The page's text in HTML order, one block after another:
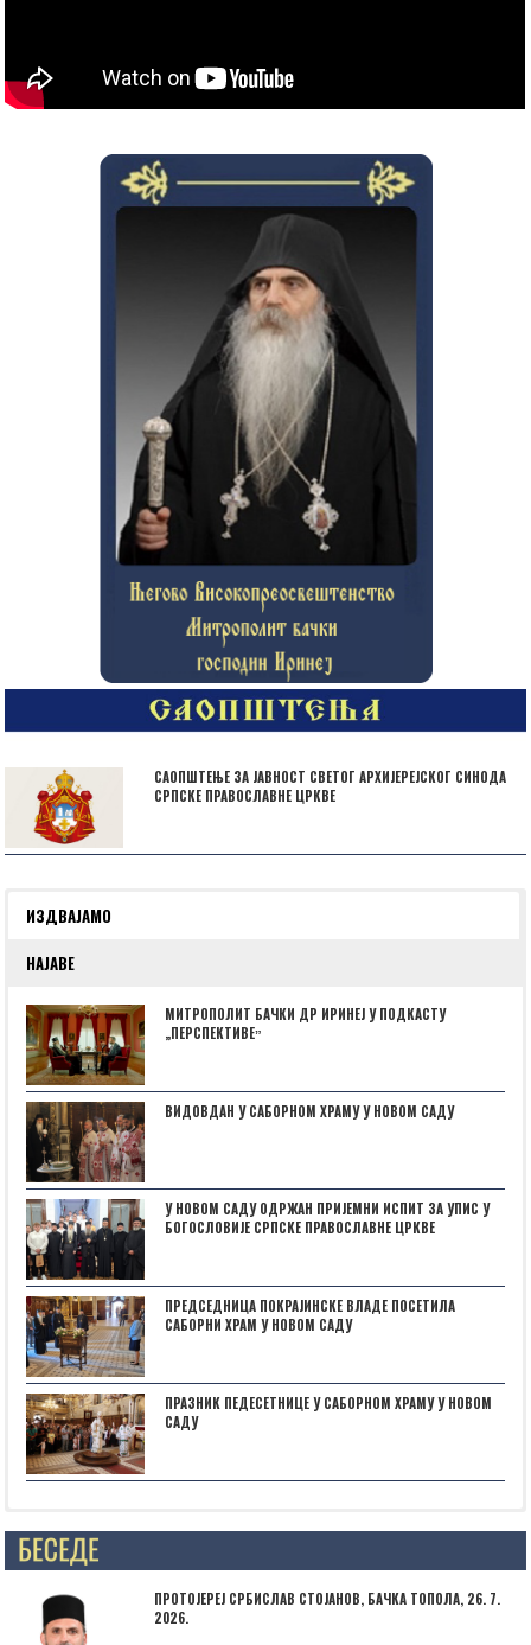
САОПШТЕЊЕ ЗА ЈАВНОСТ СВЕТОГ АРХИЈЕРЕЈСКОГ СИНОДА
СРПСКЕ ПРАВОСЛАВНЕ ЦРКВЕ
ИЗДВАЈАМО
НАЈАВЕ
МИТРОПОЛИТ БАЧКИ ДР ИРИНЕЈ У ПОДКАСТУ
„ПЕРСПЕКТИВЕˮ
ВИДОВДАН У САБОРНОМ ХРАМУ У НОВОМ САДУ
У НОВОМ САДУ ОДРЖАН ПРИЈЕМНИ ИСПИТ ЗА УПИС У
БОГОСЛОВИЈЕ СРПСКЕ ПРАВОСЛАВНЕ ЦРКВЕ
ПРЕДСЕДНИЦА ПОКРАЈИНСКЕ ВЛАДЕ ПОСЕТИЛА
САБОРНИ ХРАМ У НОВОМ САДУ
ПРАЗНИК ПЕДЕСЕТНИЦЕ У САБОРНОМ ХРАМУ У НОВОМ
САДУ
Posts not found
ПРОТОЈЕРЕЈ СРБИСЛАВ СТОЈАНОВ, БАЧКА ТОПОЛА, 26. 7.
2026.